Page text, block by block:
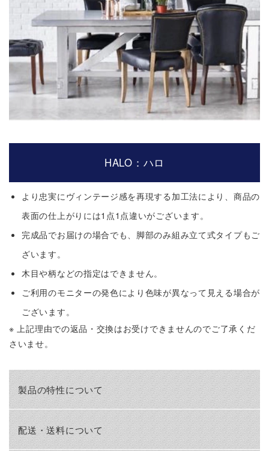
HALO：ハロ
より忠実にヴィンテージ感を再現する加工法により、商品の
表面の仕上がりには1点1点違いがございます。
完成品でお届けの場合でも、脚部のみ組み立て式タイプもご
ざいます。
木目や柄などの指定はできません。
ご利用のモニターの発色により色味が異なって見える場合が
ございます。
※ 上記理由での返品・交換はお受けできませんのでご了承くだ
さいませ。
製品の特性について
配送・送料について